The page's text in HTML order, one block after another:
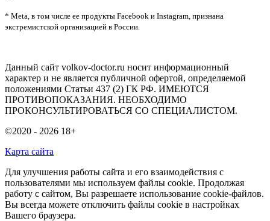
* Meta, в том числе ее продукты Facebook и Instagram, признана
экстремистской организацией в России.
Данный сайт volkov-doctor.ru носит информационный
характер и не является публичной офертой, определяемой
положениями Статьи 437 (2) ГК РФ. ИМЕЮТСЯ
ПРОТИВОПОКАЗАНИЯ. НЕОБХОДИМО
ПРОКОНСУЛЬТИРОВАТЬСЯ СО СПЕЦИАЛИСТОМ.
©2020 - 2026 18+
Карта сайта
Для улучшения работы сайта и его взаимодействия с
пользователями мы используем файлы cookie. Продолжая
работу с сайтом, Вы разрешаете использование cookie-файлов.
Вы всегда можете отключить файлы cookie в настройках
Вашего браузера.